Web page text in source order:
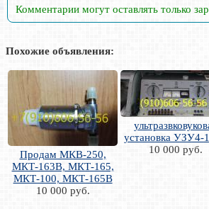
Комментарии могут оставлять только
Похожие объявления:
Продам МКВ-250,
МКТ-163В, МКТ-165,
МКТ-100, МКТ-165В
10 000 руб.
установка УЗУ4-
10 000 руб.